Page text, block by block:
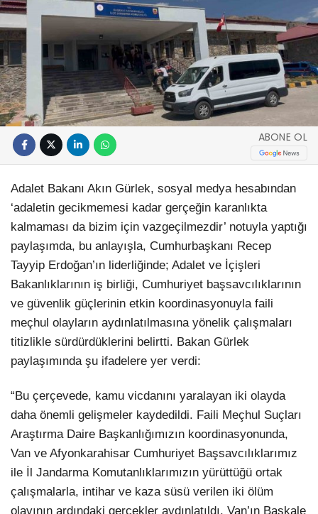
ABONE OL
Adalet Bakanı Akın Gürlek, sosyal medya hesabından
‘adaletin gecikmemesi kadar gerçeğin karanlıkta
kalmaması da bizim için vazgeçilmezdir’ notuyla yaptığı
paylaşımda, bu anlayışla, Cumhurbaşkanı Recep
Tayyip Erdoğan’ın liderliğinde; Adalet ve İçişleri
Bakanlıklarının iş birliği, Cumhuriyet başsavcılıklarının
ve güvenlik güçlerinin etkin koordinasyonuyla faili
meçhul olayların aydınlatılmasına yönelik çalışmaları
titizlikle sürdürdüklerini belirtti. Bakan Gürlek
paylaşımında şu ifadelere yer verdi:
“Bu çerçevede, kamu vicdanını yaralayan iki olayda
daha önemli gelişmeler kaydedildi. Faili Meçhul Suçları
Araştırma Daire Başkanlığımızın koordinasyonunda,
Van ve Afyonkarahisar Cumhuriyet Başsavcılıklarımız
ile İl Jandarma Komutanlıklarımızın yürüttüğü ortak
çalışmalarla, intihar ve kaza süsü verilen iki ölüm
olayının ardındaki gerçekler aydınlatıldı. Van’ın Başkale